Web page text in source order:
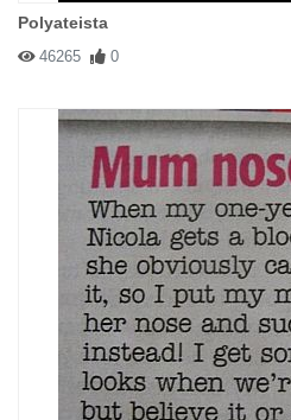
Polyateista
46265 0